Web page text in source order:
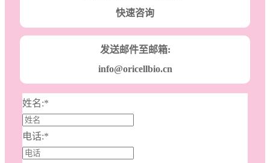
快速咨询
发送邮件至邮箱:
info@oricellbio.cn
姓名:*
电话:*